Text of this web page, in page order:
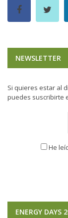
NEWSLETTER
Si quieres estar al
puedes suscribirte
He
ENERGY DAYS